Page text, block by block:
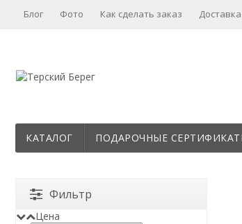
Блог Фото Как сделать заказ Доставка
КАТАЛОГ ПОДАРОЧНЫЕ
Фильтр
Цена